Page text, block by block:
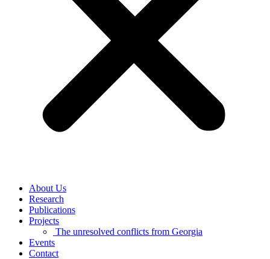
About Us
Research
Publications
Projects
The unresolved conflicts from Georgia
Events
Contact